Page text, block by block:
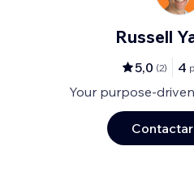
Russell
5,0 (2) 4
Your purpose-
Contactar